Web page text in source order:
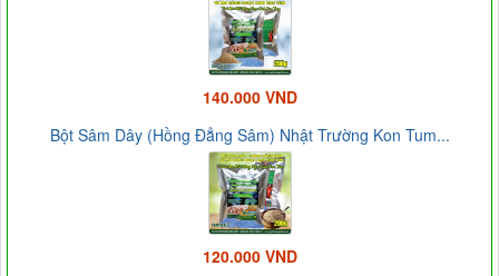
140.000 VND
Bột Sâm Dây (Hồng Đẳng Sâm) Nhật Trường Kon Tum...
120.000 VND